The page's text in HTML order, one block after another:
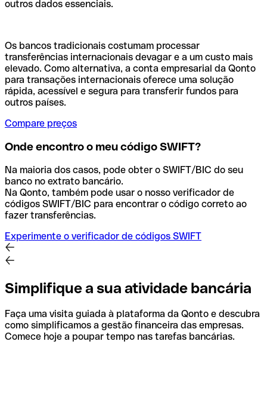
outros dados essenciais.
Os bancos tradicionais costumam processar
transferências internacionais devagar e a um custo mais
elevado. Como alternativa, a conta empresarial da Qonto
para transações internacionais oferece uma solução
rápida, acessível e segura para transferir fundos para
outros países.
Compare preços
Onde encontro o meu código SWIFT?
Na maioria dos casos, pode obter o SWIFT/BIC do seu
banco no extrato bancário.
Na Qonto, também pode usar o nosso verificador de
códigos SWIFT/BIC para encontrar o código correto ao
fazer transferências.
Experimente o verificador de códigos SWIFT
Simplifique a sua atividade bancária
Faça uma visita guiada à plataforma da Qonto e descubra
como simplificamos a gestão financeira das empresas.
Comece hoje a poupar tempo nas tarefas bancárias.